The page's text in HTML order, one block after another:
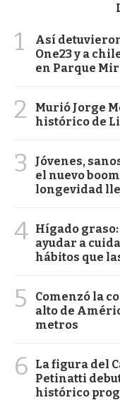
1
Así
One23 y a
en Parque
2
Murió Jorge
histórico de
3
Jóvenes,
el nuevo
longevidad
4 Hígado
ayudar a
hábitos que
5
Comenzó la
alto de
metros
6
La figura del
Petinatti
histórico